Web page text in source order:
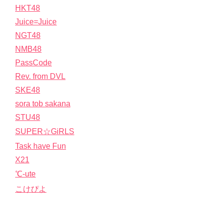
HKT48
Juice=Juice
NGT48
NMB48
PassCode
Rev. from DVL
SKE48
sora tob sakana
STU48
SUPER☆GiRLS
Task have Fun
X21
℃-ute
こけぴよ